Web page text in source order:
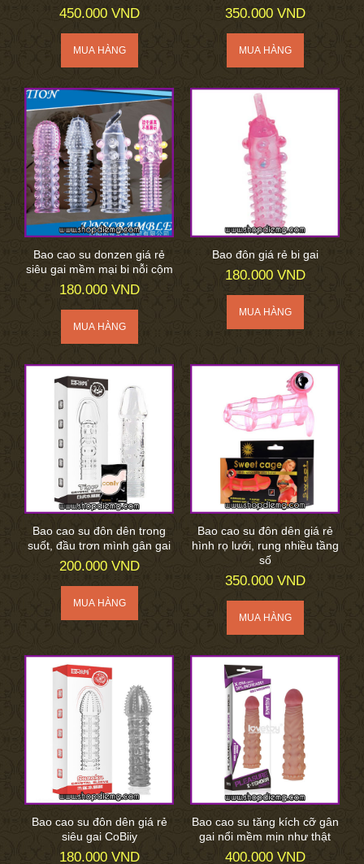
450.000 VND 350.000 VND
Bao cao su donzen giá rẻ
siêu gai mềm mại bi nỗi cộm
180.000 VND
Bao đôn giá rẻ bi gai
180.000 VND
Bao cao su đôn dên trong
suốt, đầu trơn mình gân gai
200.000 VND
Bao cao su đôn dên giá rẻ
hình rọ lưới, rung nhiều tầng
số
350.000 VND
Bao cao su đôn dên giá rẻ
siêu gai CoBiiy
180.000 VND
Bao cao su tăng kích cỡ gân
gai nổi mềm mịn như thật
400.000 VND